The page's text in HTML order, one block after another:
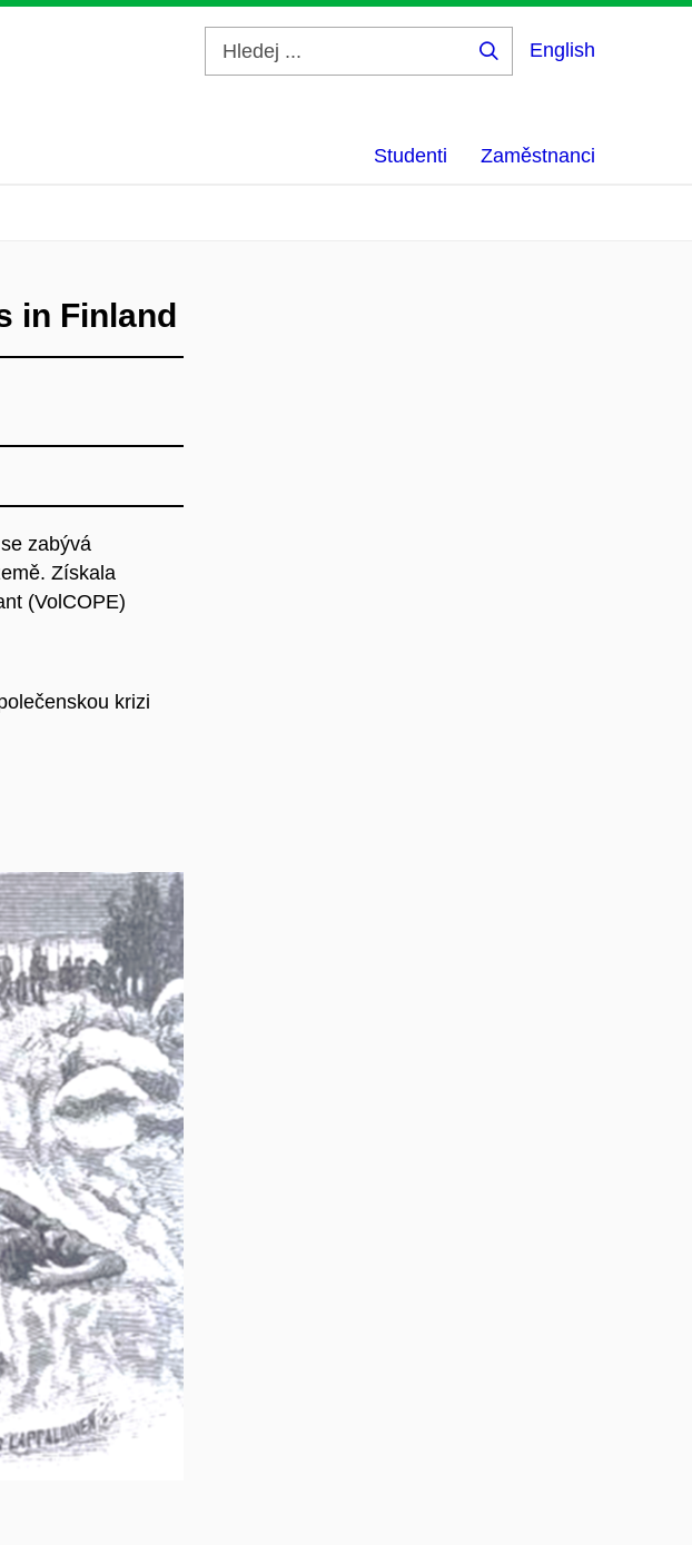
English
Studenti Zaměstnanci
in Finland
zabývá
Získala
(VolCOPE)
krizi